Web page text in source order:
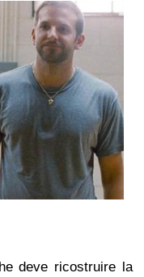
deve ricostruire la